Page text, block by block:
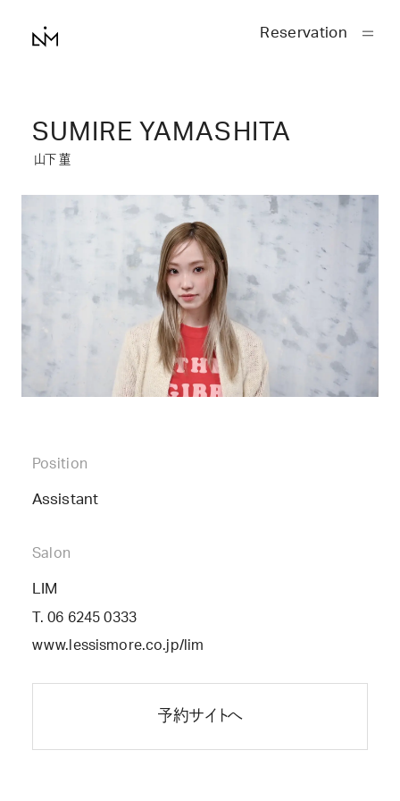
Reservation
SUMIRE YAMASHITA
山下 菫
Position
Assistant
Salon
LIM
T. 06 6245 0333
www.lessismore.co.jp/lim
予約サイトへ